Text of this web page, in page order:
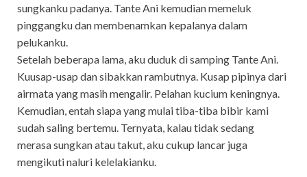
sungkanku padanya. Tante Ani kemudian memeluk
pinggangku dan membenamkan kepalanya dalam
pelukanku.
Setelah beberapa lama, aku duduk di samping Tante Ani.
Kuusap-usap dan sibakkan rambutnya. Kusap pipinya dari
airmata yang masih mengalir. Pelahan kucium keningnya.
Kemudian, entah siapa yang mulai tiba-tiba bibir kami
sudah saling bertemu. Ternyata, kalau tidak sedang
merasa sungkan atau takut, aku cukup lancar juga
mengikuti naluri kelelakianku.